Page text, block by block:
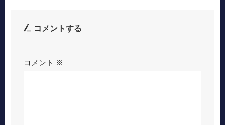
コメントする
コメント ※